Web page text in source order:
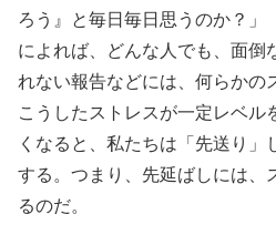
ろう』と毎日毎日思うのか？」
によれば、どんな人でも、面倒
れない報告などには、何らかの
こうしたストレスが一定レベル
くなると、私たちは「先送り」
する。つまり、先延ばしには、
るのだ。